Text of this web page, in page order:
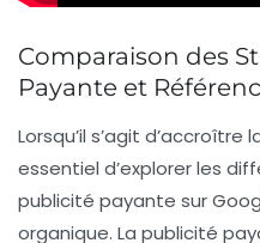
Comparaison des
Payante et
Lorsqu’il s’agit d’accroître
essentiel d’explorer les
publicité payante sur
organique. La publicité